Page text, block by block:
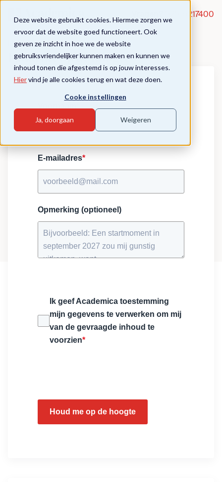
Deze website gebruikt cookies. Hiermee zorgen we
ervoor dat de website goed functioneert. Ook
geven ze inzicht in hoe we de website
gebruiksvriendelijker kunnen maken en kunnen we
inhoud tonen die afgestemd is op jouw interesses.
Hiervind je alle cookies terug en wat deze doen.
Cooke instellingen
Ja, doorgaan Weigeren
020-5217400
Het KC-platform
Houd me op de hoogte
E-mailadres*
Opmerking (optioneel)
Ik geef Academica toestemming
mijn gegevens te verwerken om mij
van de gevraagde inhoud te
voorzien*
Houd me op de hoogte